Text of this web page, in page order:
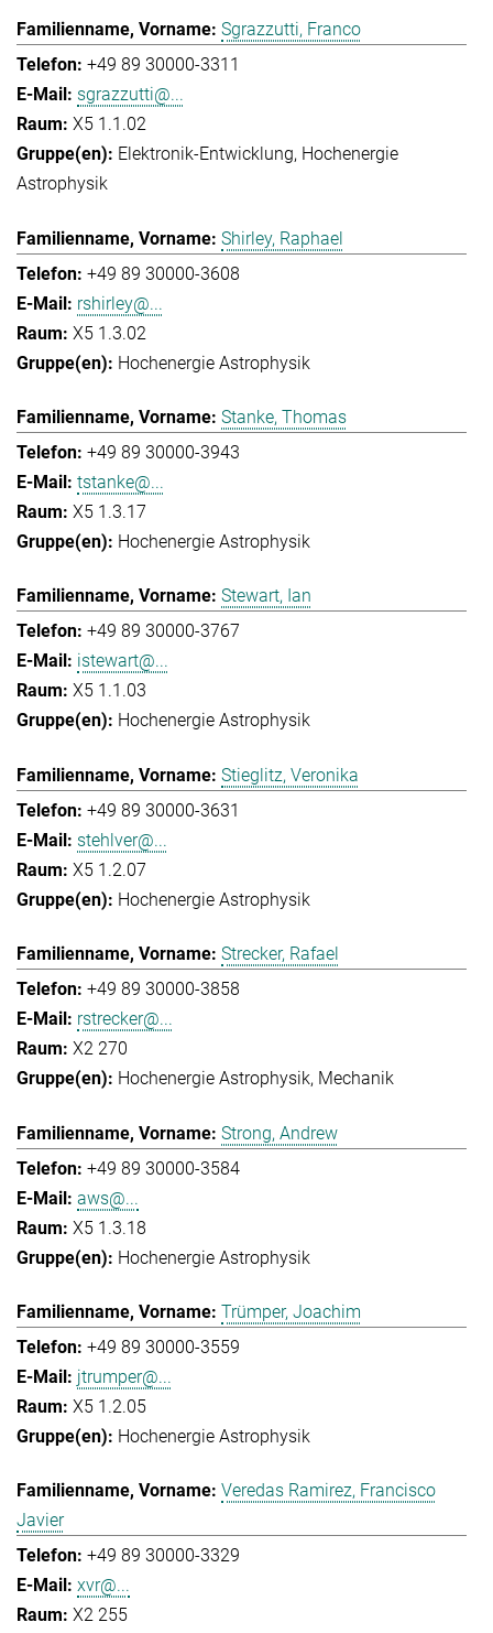
Sgrazzutti, Franco
+49 89 30000-3311
sgrazzutti@...
X5 1.1.02
Elektronik-Entwicklung Hochenergie
Astrophysik
Shirley, Raphael
+49 89 30000-3608
rshirley@...
X5 1.3.02
Hochenergie Astrophysik
Stanke, Thomas
+49 89 30000-3943
tstanke@...
X5 1.3.17
Hochenergie Astrophysik
Stewart, Ian
+49 89 30000-3767
istewart@...
X5 1.1.03
Hochenergie Astrophysik
Stieglitz, Veronika
+49 89 30000-3631
stehlver@...
X5 1.2.07
Hochenergie Astrophysik
Strecker, Rafael
+49 89 30000-3858
rstrecker@...
X2 270
Hochenergie Astrophysik Mechanik
Strong, Andrew
+49 89 30000-3584
aws@...
X5 1.3.18
Hochenergie Astrophysik
Trümper, Joachim
+49 89 30000-3559
jtrumper@...
X5 1.2.05
Hochenergie Astrophysik
Veredas Ramirez, Francisco
Javier
+49 89 30000-3329
xvr@...
X2 255